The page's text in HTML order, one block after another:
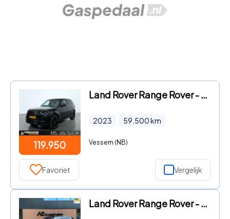
119.950
Land Rover Range Rover - 3.0 P510e Autobiography PHEV
2023 59.500km
Vessem (NB)
Favoriet Vergelijk
Land Rover Range Rover - 3.0 D350 LWB Autobiography 7p. MHEV 24’’